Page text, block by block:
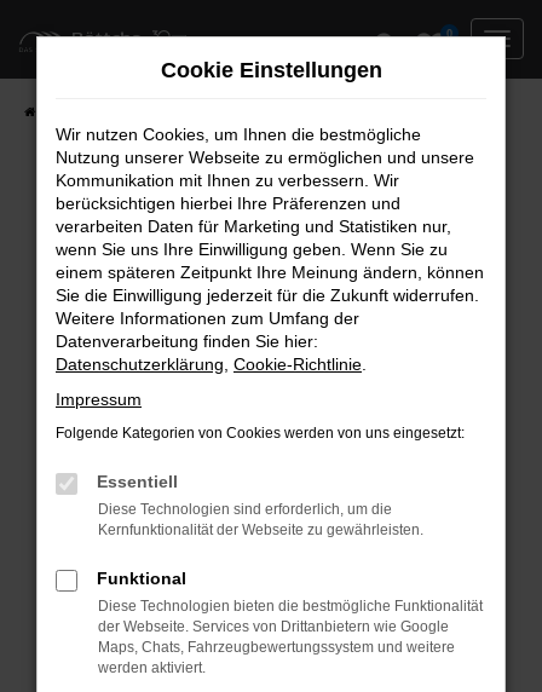
Zum
springen
0
Fehler: Network Error
Beim Laden ist ein Fehler aufgetreten.
Hier sind ein paar Tipps, die dir helfen können:
Überprüfe deine Firewall und deine
Internetverbindung.
Laden andere Webseiten, zum Beispiel deine
Manche Erweiterungen, wie Werbeblocker,
können das Laden bestimmter Seiten
verhindern. Funktioniert die Seite in einem
Fenster?
Starte dein Gerät neu.
Das kann manchmal helfen, vorübergehende
Probleme zu beheben.
Cookie Einstellungen
Wir nutzen Cookies, um Ihnen die bestmögliche
Nutzung unserer Webseite zu ermöglichen und unsere
Kommunikation mit Ihnen zu verbessern. Wir
berücksichtigen hierbei Ihre Präferenzen und
verarbeiten Daten für Marketing und Statistiken nur,
wenn Sie uns Ihre Einwilligung geben. Wenn Sie zu
einem späteren Zeitpunkt Ihre Meinung ändern, können
Sie die Einwilligung jederzeit für die Zukunft widerrufen.
Weitere Informationen zum Umfang der
Datenverarbeitung finden Sie hier:
Datenschutzerklärung Cookie-Richtlinie
Impressum
Folgende Kategorien von Cookies werden von uns eingesetzt:
Essentiell
Diese Technologien sind erforderlich, um die
Kernfunktionalität der Webseite zu gewährleisten.
Funktional
Diese Technologien bieten die bestmögliche Funktionalität
der Webseite. Services von Drittanbietern wie Google
Maps, Chats, Fahrzeugbewertungssystem und weitere
werden aktiviert.